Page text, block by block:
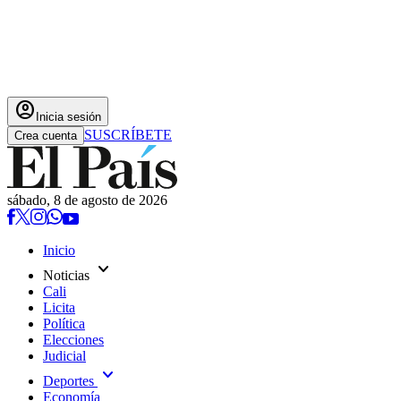
account_circle Inicia sesión
Crea cuenta SUSCRÍBETE
sábado, 8 de agosto de 2026
Inicio
Noticias expand_more
Cali
Licita
Política
Elecciones
Judicial
Deportes expand_more
Economía